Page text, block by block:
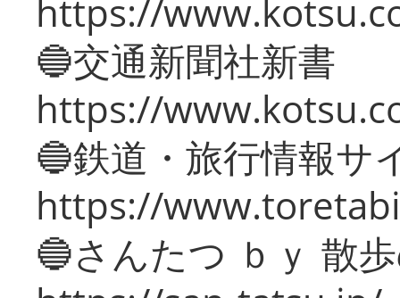
https://
🔵交通新聞社新書
https://
🔵鉄道・旅行情報サ
https://
🔵さんたつ ｂｙ 散